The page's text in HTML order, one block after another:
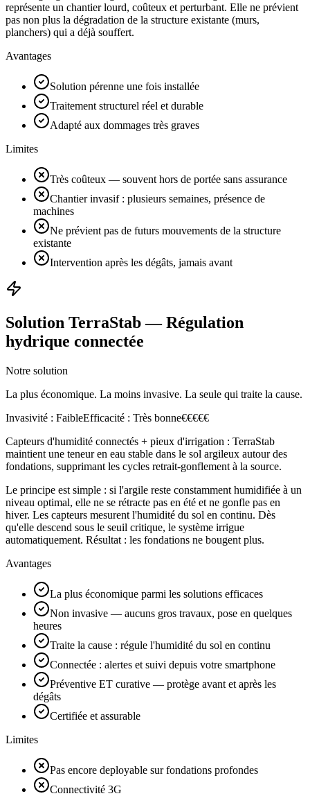
représente un chantier lourd, coûteux et perturbant. Elle ne prévient
pas non plus la dégradation de la structure existante (murs,
planchers) qui a déjà souffert.
Avantages
Solution pérenne une fois installée
Traitement structurel réel et durable
Adapté aux dommages très graves
Limites
Très coûteux — souvent hors de portée sans assurance
Chantier invasif : plusieurs semaines, présence de
machines
Ne prévient pas de futurs mouvements de la structure
existante
Intervention après les dégâts, jamais avant
Solution TerraStab — Régulation
hydrique connectée
Notre solution
La plus économique. La moins invasive. La seule qui traite la cause.
Invasivité : FaibleEfficacité : Très bonne€€€€€
Capteurs d'humidité connectés + pieux d'irrigation : TerraStab
maintient une teneur en eau stable dans le sol argileux autour des
fondations, supprimant les cycles retrait-gonflement à la source.
Le principe est simple : si l'argile reste constamment humidifiée à un
niveau optimal, elle ne se rétracte pas en été et ne gonfle pas en
hiver. Les capteurs mesurent l'humidité du sol en continu. Dès
qu'elle descend sous le seuil critique, le système irrigue
automatiquement. Résultat : les fondations ne bougent plus.
Avantages
La plus économique parmi les solutions efficaces
Non invasive — aucuns gros travaux, pose en quelques
heures
Traite la cause : régule l'humidité du sol en continu
Connectée : alertes et suivi depuis votre smartphone
Préventive ET curative — protège avant et après les
dégâts
Certifiée et assurable
Limites
Pas encore deployable sur fondations profondes
Connectivité 3G